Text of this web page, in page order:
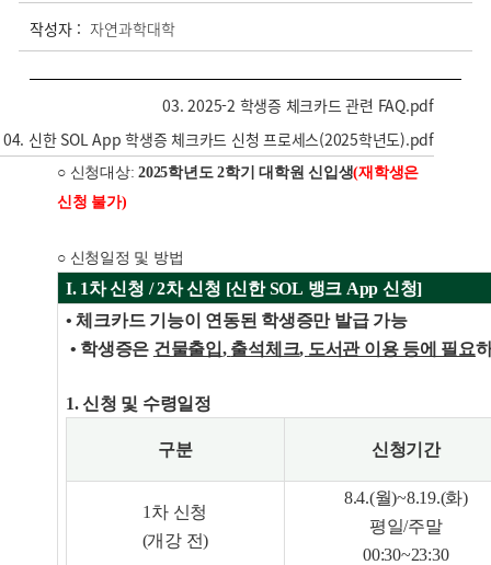
작성자 : 자연과학대학
03. 2025-2 학생증 체크카드 관련 FAQ.pdf
04. 신한 SOL App 학생증 체크카드 신청 프로세스(2025학년도).pdf
○ 신청대상:2025학년도 2학기 대학원 신입생(재학생은
신청 불가)
○ 신청일정 및 방법
I. 1차 신청 / 2차 신청 [신한 SOL 뱅크 App 신청]
• 체크카드 기능이 연동된 학생증만 발급 가능
• 학생증은 건물출입, 출석체크, 도서관 이용 등에 필요
1. 신청 및 수령일정
구분 신청기간
1차 신청
(개강 전)
8.4.(월)~8.19.(화)
평일/주말
00:30~23:30